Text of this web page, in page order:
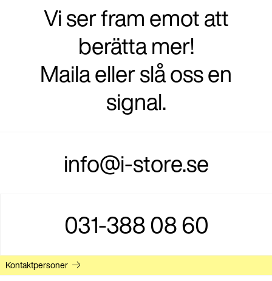
Vi ser fram emot att
berätta mer!
Maila eller slå oss en
signal.
info@i-store.se
031-388 08 60
Kontaktpersoner